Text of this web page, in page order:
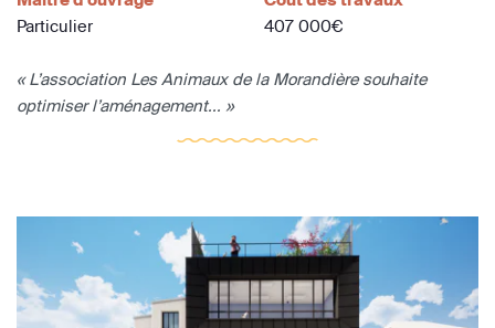
Particulier
407 000€
« L’association Les Animaux de la Morandière souhaite
optimiser l’aménagement... »